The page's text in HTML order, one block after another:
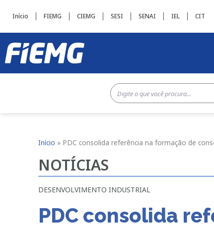
Início FIEMG CIEMG SESI SENAI IEL CIT
Início » PDC consolida referência na formação de
NOTÍCIAS
DESENVOLVIMENTO INDUSTRIAL
PDC consolida